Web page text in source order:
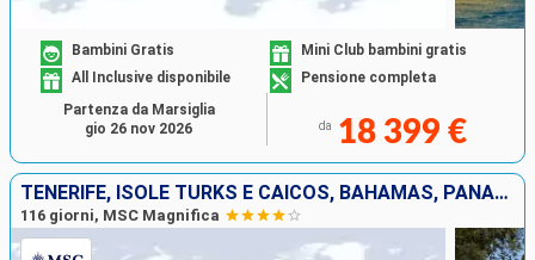
Bambini Gratis
Mini Club bambini gratis
All Inclusive disponibile
Pensione completa
da 18 399 €
Partenza da Marsiglia
gio 26 nov 2026
TENERIFE, ISOLE TURKS E CAICOS, BAHAMAS, PANAMA, EQUATORE, PERÙ, CILE, REGNO UNITO, FRANCIA, TONGA, NUOVA CALEDONIA, NUOVA ZELANDA, AUSTRALIA, INDONESIA, VIETNAM, THAILANDIA, CAMBOGIA, SINGAPORE, MALE
116 giorni, MSC Magnifica